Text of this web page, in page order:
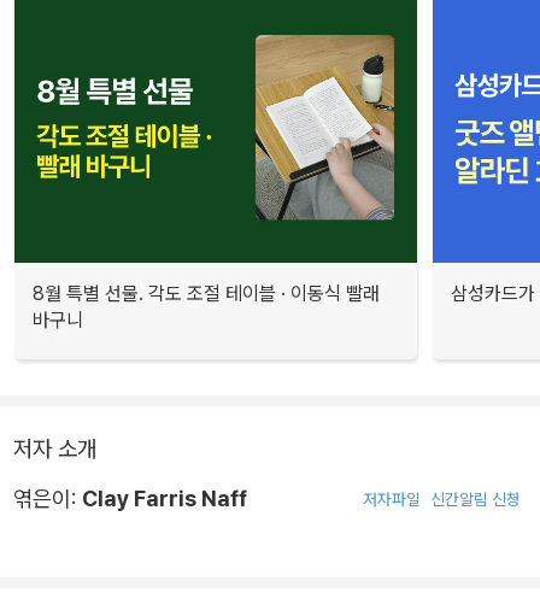
8월 특별 선물. 각도 조절 테이블 · 이동식 빨래
바구니
삼성카드
저자 소개
엮은이: Clay Farris Naff 저자파일 신간알림 신청